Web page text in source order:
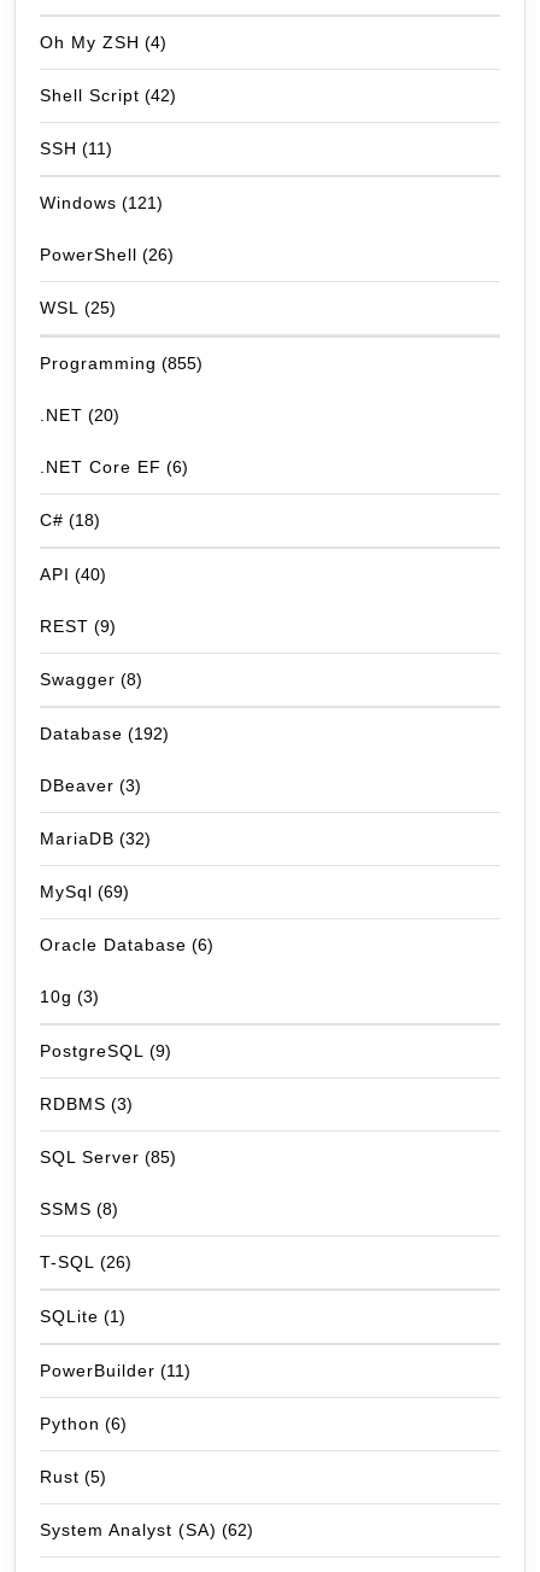
Oh My ZSH (4)
Shell Script (42)
SSH (11)
Windows (121)
PowerShell (26)
WSL (25)
Programming (855)
.NET (20)
.NET Core EF (6)
C# (18)
API (40)
REST (9)
Swagger (8)
Database (192)
DBeaver (3)
MariaDB (32)
MySql (69)
Oracle Database (6)
10g (3)
PostgreSQL (9)
RDBMS (3)
SQL Server (85)
SSMS (8)
T-SQL (26)
SQLite (1)
PowerBuilder (11)
Python (6)
Rust (5)
System Analyst (SA) (62)